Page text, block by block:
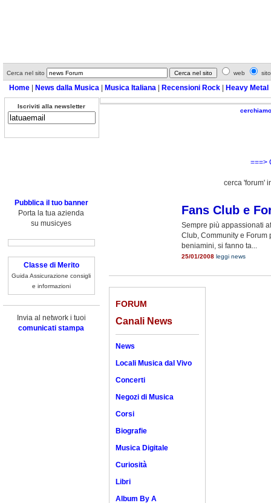
Cerca nel sito web sito
Home News dalla Musica Musica Italiana Recensioni Rock Heavy Metal
Iscriviti alla newsletter
Pubblica il tuo banner
Porta la tua azienda
su musicyes
Classe di Merito
Guida Assicurazione consigli
e informazioni
Invia al network i tuoi
comunicati stampa
===>
cerca 'forum'
Fans Club e
Sempre più appassionati
Club, Community e
beniamini, si fanno ta...
25/01/2008 leggi news
FORUM
Canali News
News
Locali Musica dal Vivo
Concerti
Negozi di Musica
Corsi
Biografie
Musica Digitale
Curiosità
Libri
Album By A